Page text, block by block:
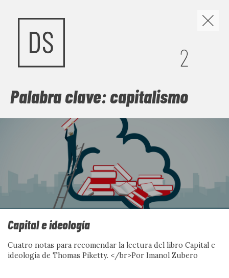
Los discursos de odio y
la construcción de
nuevas narrativas
Cuando el miedo se organiza en discursos, políticas y
gestos cotidianos, la convivencia se vuelve frágil. Este
número mira de frente los discursos de odio, pero no se
queda en la denuncia: busca las grietas por donde abrir
comunidad. Frente a la sospecha, propone
contranarrativas capaces de escuchar, vincular y sostener
vidas dignas, para imaginar juntas una sociedad menos
herida y más habitable.
EDITORIAL
2
Palabra clave: capitalismo
Capital e ideología
Cuatro notas para recomendar la lectura del libro Capital e
ideología de Thomas Piketty. </br>Por Imanol Zubero